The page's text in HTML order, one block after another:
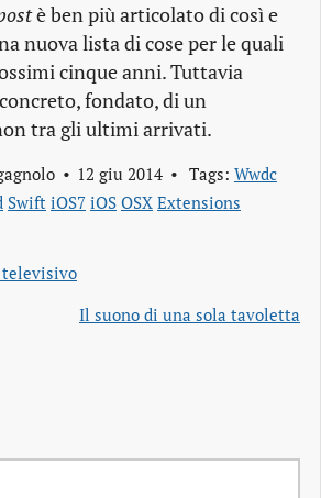
è ben più articolato di così e
nuova lista di cose per le quali
cinque anni. Tuttavia
fondato, di un
tra gli ultimi arrivati.
12 giu 2014 Tags: Wwdc
Swift iOS7 iOS OSX Extensions
Il suono di una sola tavoletta